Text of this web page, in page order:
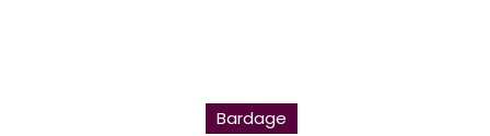
Bardage